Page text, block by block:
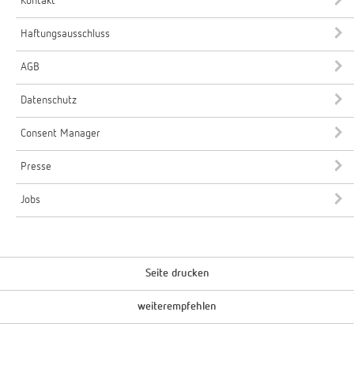
Haftungsausschluss
AGB
Datenschutz
Consent Manager
Presse
Jobs
Seite drucken
weiterempfehlen